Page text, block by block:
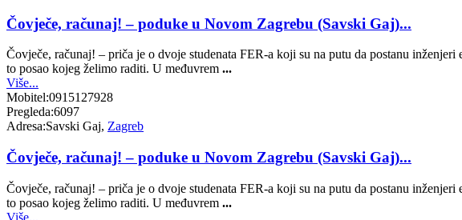
Čovječe, računaj! – poduke u Novom Zagrebu (Savski Gaj)...
Čovječe, računaj! – priča je o dvoje studenata FER-a koji su na putu da postanu
to posao kojeg želimo raditi. U međuvrem ...
Više...
Mobitel:0915127928
Pregleda:6097
Adresa:Savski Gaj, Zagreb
Čovječe, računaj! – poduke u Novom Zagrebu (Savski Gaj)...
Čovječe, računaj! – priča je o dvoje studenata FER-a koji su na putu da postanu
to posao kojeg želimo raditi. U međuvrem ...
Više...